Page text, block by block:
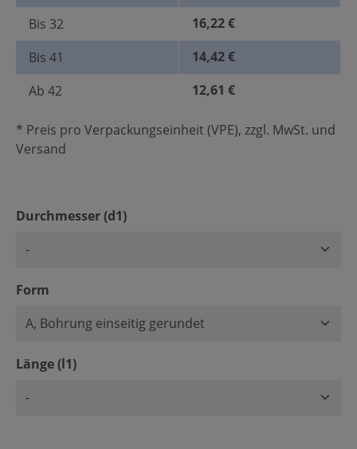
Bis 32
16,22 €
Bis 41
14,42 €
Ab 42 12,61 €
* Preis pro Verpackungseinheit (VPE), zzgl. MwSt. und
Versand
Durchmesser (d1)auswählen
Form
Länge (l1)auswählen